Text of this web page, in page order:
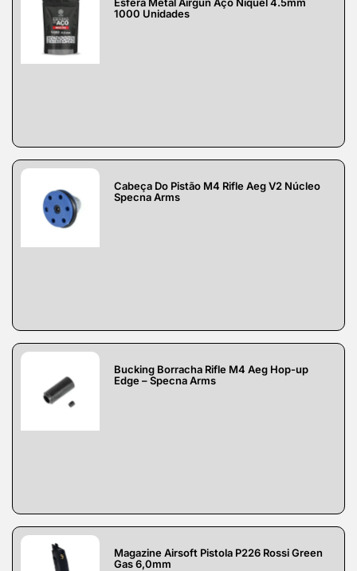
1000 Unidades
Cabeça Do Pistão M4 Rifle Aeg V2 Núcleo
Specna Arms
Bucking Borracha Rifle M4 Aeg Hop-up
Edge – Specna Arms
Magazine Airsoft Pistola P226 Rossi Green
Gas 6,0mm